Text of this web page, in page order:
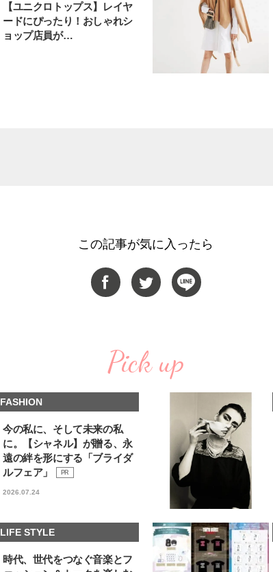
【ユニクロトップス】レイヤ
ードにぴったり！おしゃれシ
ョップ店員が…
この記事が気に入ったら
Pick up
FASHION
今の私に、そして未来の私
に。【シャネル】が贈る、永
遠の絆を形にする「ブライダ
ルフェア」
PR
2026.07.24
LIFE STYLE
時代、世代をつなぐ音楽とフ
【JJ専属モデルの素顔】ホ・ジウ
ォンの愛用スキンケアは敏感肌向
け
【JJ専属モデルの素顔】ツヤと輝